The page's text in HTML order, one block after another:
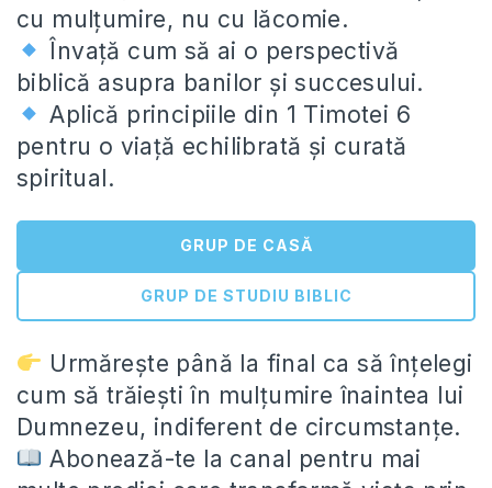
cu mulțumire, nu cu lăcomie.
Învață cum să ai o perspectivă
biblică asupra banilor și succesului.
Aplică principiile din 1 Timotei 6
pentru o viață echilibrată și curată
spiritual.
GRUP DE CASĂ
GRUP DE STUDIU BIBLIC
Urmărește până la final ca să înțelegi
cum să trăiești în mulțumire înaintea lui
Dumnezeu, indiferent de circumstanțe.
Abonează-te la canal pentru mai